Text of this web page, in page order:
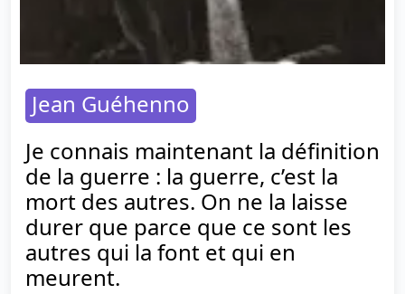
Jean Guéhenno
Je connais maintenant la définition
de la guerre : la guerre, c’est la
mort des autres. On ne la laisse
durer que parce que ce sont les
autres qui la font et qui en
meurent.